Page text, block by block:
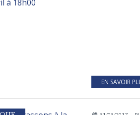
EN SAVOIR